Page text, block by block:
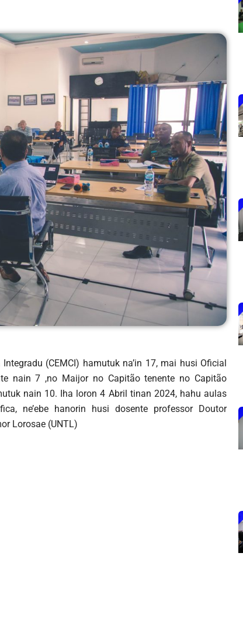
(CEMCI) hamutuk na’in 17, mai husi Oficial
nain 7 ,no Maijor no Capitão tenente no Capitão
nain 10. Iha loron 4 Abril tinan 2024, hahu aulas
ne’ebe hanorin husi dosente professor Doutor
Lorosae (UNTL)